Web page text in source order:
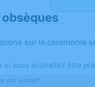
sur la cérémonie
si vous souhaitez être
par e-mail*